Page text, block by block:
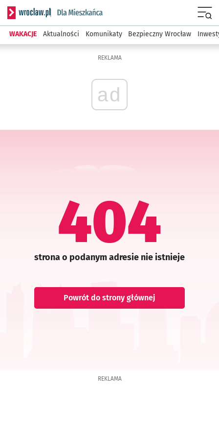
Serwis informacyjny wroclaw.pl podserwis: Dla mieszkańca
WAKACJE Aktualności Komunikaty Bezpieczny Wrocław
REKLAMA
ad
404
strona o podanym adresie nie istnieje
Powrót do strony głównej
REKLAMA